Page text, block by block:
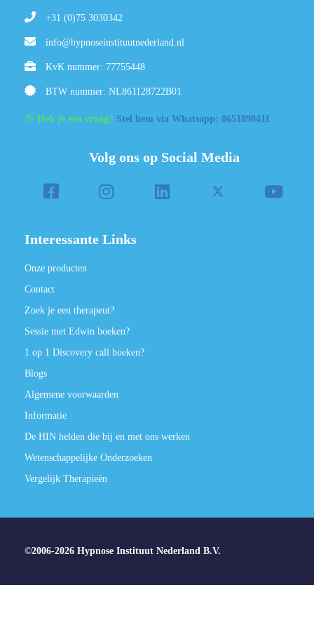
+31 (0)75 3030342
info@hypnoseinstituutnederland.nl
KvK nummer: 77755448
BTW nummer: NL861128722B01
👋 Heb je een vraag? Stel hem via Whatsapp: 0651898411
Volg ons op Social Media
Interessante Links
Onze producten
Contact
Zoek je een therapeut?
Sessie met Edwin boeken?
1 op 1 Discovery call boeken?
Blogs
Algemene voorwaarden
Informatie
De HIN helden die bij en met ons werken
Wetenschappelijke Onderzoeken
Vergelijk Therapieën
©2006-2026 Hypnose Instituut Nederland B.V.